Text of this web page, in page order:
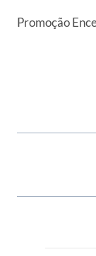
Promoção